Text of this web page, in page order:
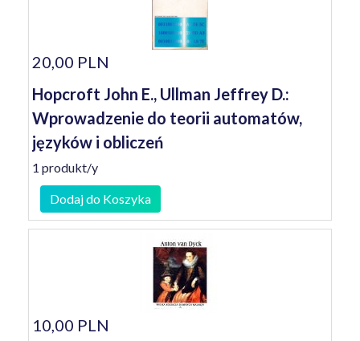
20,00 PLN
Hopcroft John E., Ullman Jeffrey D.:
Wprowadzenie do teorii automatów,
języków i obliczeń
1 produkt/y
Dodaj do Koszyka
10,00 PLN